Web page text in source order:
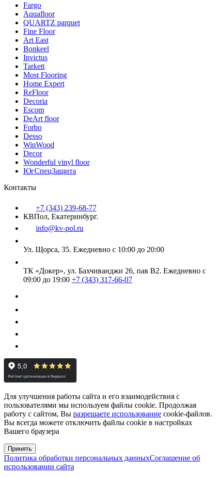
Fargo
Aquafloor
QUARTZ parquet
Fine Floor
Art East
Bonkeel
Invictus
Tarkett
Most Flooring
Home Expert
ReFloor
Decoria
Escom
DeArt floor
Forbo
Desso
WinWood
Decor
Wonderful vinyl floor
ЮгСпецЗащита
Контакты
+7 (343) 239-68-77
КВПол, Екатеринбург.
info@kv-pol.ru
Ул. Щорса, 35. Ежедневно с 10:00 до 20:00
ТК «Докер», ул. Бахчиванджи 26, пав В2. Ежедневно с
09:00 до 19:00 +7 (343) 317-66-07
Для улучшения работы сайта и его взаимодействия с
пользователями мы используем файлы cookie. Продолжая
работу с сайтом, Вы разрешаете использование cookie-файлов.
Вы всегда можете отключить файлы cookie в настройках
Вашего браузера
Принять
Политика обработки персональных данныхСоглашение об
использовании сайта